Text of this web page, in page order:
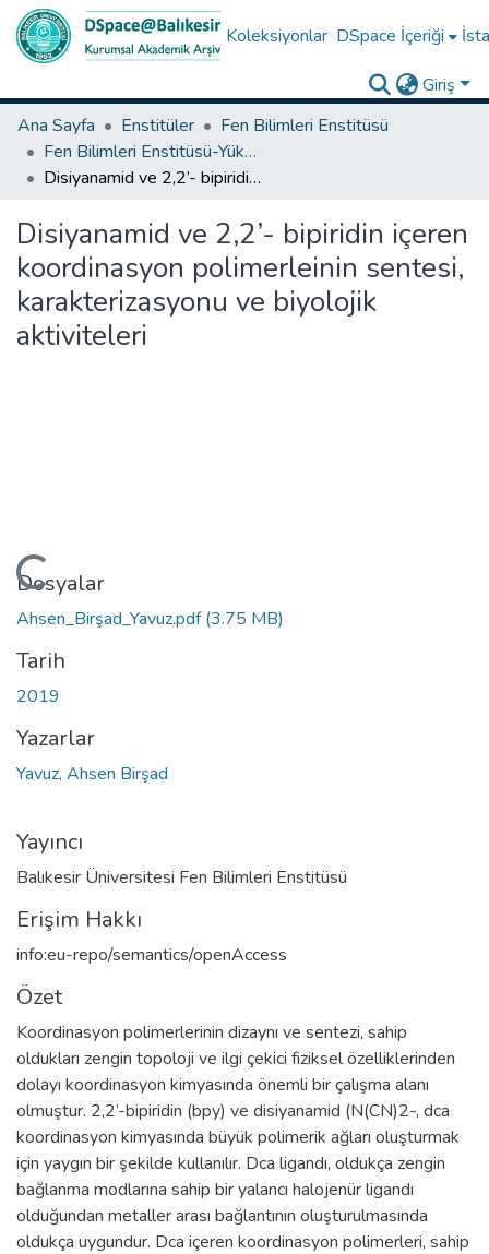
Koleksiyonlar DSpace İçeriği
Giriş
Ana Sayfa
Enstitüler
Fen Bilimleri Enstitüsü
Fen Bilimleri Enstitüsü-Yüksek Lisans Tezleri
Disiyanamid ve 2,2’- bipiridin içeren koordinasyon polimerleinin sentesi, karakterizasyonu ve biyolojik aktiviteleri
Disiyanamid ve 2,2’- bipiridin içeren
koordinasyon polimerleinin sentesi,
karakterizasyonu ve biyolojik
aktiviteleri
Yükleniyor...
Dosyalar
Ahsen_Birşad_Yavuz.pdf(3.75 MB)
Tarih
2019
Yazarlar
Yavuz, Ahsen Birşad
Yayıncı
Balıkesir Üniversitesi Fen Bilimleri Enstitüsü
Erişim Hakkı
info:eu-repo/semantics/openAccess
Özet
Koordinasyon polimerlerinin dizaynı ve sentezi, sahip
oldukları zengin topoloji ve ilgi çekici fiziksel özelliklerinden
dolayı koordinasyon kimyasında önemli bir çalışma alanı
olmuştur. 2,2’-bipiridin (bpy) ve disiyanamid (N(CN)2-, dca
koordinasyon kimyasında büyük polimerik ağları oluşturmak
için yaygın bir şekilde kullanılır. Dca ligandı, oldukça zengin
bağlanma modlarına sahip bir yalancı halojenür ligandı
olduğundan metaller arası bağlantının oluşturulmasında
oldukça uygundur. Dca içeren koordinasyon polimerleri, sahip